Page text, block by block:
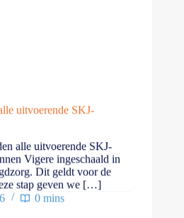
uitvoerende SKJ-
alle uitvoerende SKJ-
Vigere ingeschaald in
Dit geldt voor de
stap geven we […]
0 mins